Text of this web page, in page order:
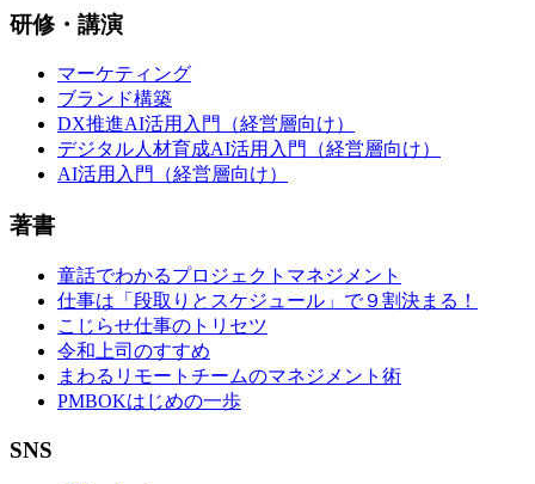
研修・講演
マーケティング
ブランド構築
DX推進AI活用入門（経営層向け）
デジタル人材育成AI活用入門（経営層向け）
AI活用入門（経営層向け）
著書
童話でわかるプロジェクトマネジメント
仕事は「段取りとスケジュール」で９割決まる！
こじらせ仕事のトリセツ
令和上司のすすめ
まわるリモートチームのマネジメント術
PMBOKはじめの一歩
SNS